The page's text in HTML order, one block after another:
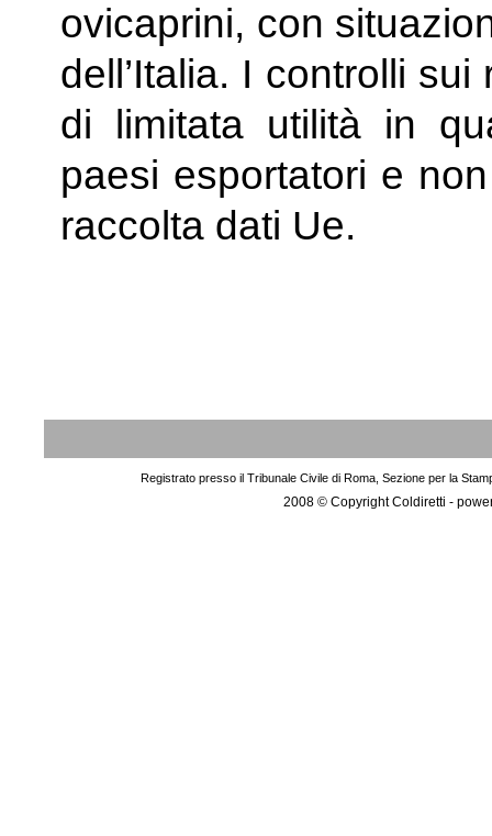
ovicaprini, con
dell’Italia. I controlli
di limitata utilità in
paesi esportatori e
raccolta dati Ue.
Registrato presso il Tribunale Civile di Roma, Sezione per la
2008 © Copyright Coldiretti -